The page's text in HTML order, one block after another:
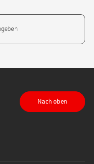
auf LinkedIn
Nach oben